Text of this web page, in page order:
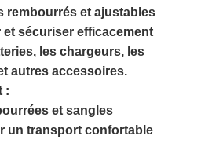
rembourrés et ajustables
sécuriser efficacement
les chargeurs, les
autres accessoires.
:
et sangles
un transport confortable